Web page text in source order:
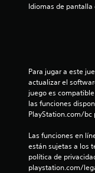
Idiomas de pantalla
Para jugar a este
actualizar el
juego es
las funciones
PlayStation.com/
Las funciones en
están sujetas a los
política de
playstation.com/